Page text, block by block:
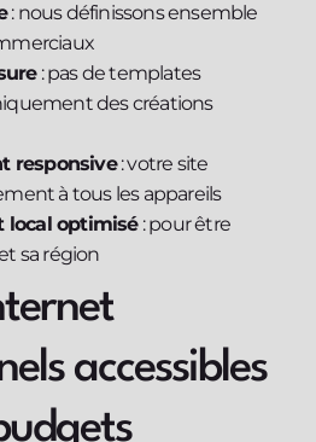
: nous définissons ensemble
: pas de templates
des créations
responsive: votre site
à tous les appareils
local optimisé: pour être
sa région
accessibles